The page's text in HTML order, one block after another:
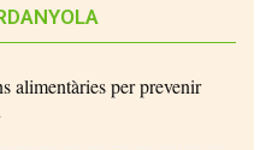
alimentàries per prevenir